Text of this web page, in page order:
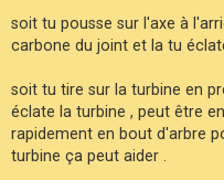
soit tu pousse sur l'axe à
carbone du joint et la tu éclate
soit tu tire sur la turbine en
éclate la turbine , peut être
rapidement en bout d'arbre
turbine ça peut aider .